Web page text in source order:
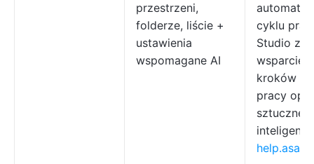
przestrzeni,
folderze, liście +
ustawienia
wspomagane AI
cyklu
Studio
wsparcie
kroków
pracy
sztucznej